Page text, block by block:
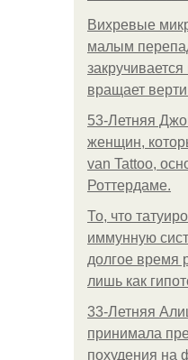
Вихревые
малым
вращает
53-Летняя
женщин,
van Tattoo,
Роттердаме.
То, что
иммунную
долгое время
лишь как
33-Летняя
принимала
похудения на